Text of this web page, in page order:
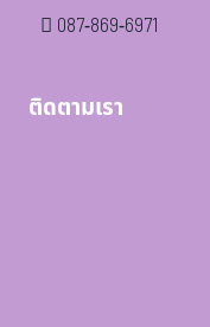
087-869-6971
ติดตามเรา